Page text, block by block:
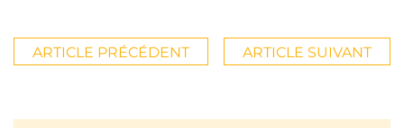
ARTICLE PRÉCÉDENT ARTICLE SUIVANT